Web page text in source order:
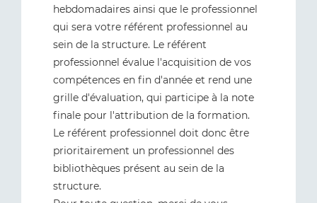
hebdomadaires ainsi que le professionnel
qui sera votre référent professionnel au
sein de la structure. Le référent
professionnel évalue l'acquisition de vos
compétences en fin d'année et rend une
grille d'évaluation, qui participe à la note
finale pour l'attribution de la formation.
Le référent professionnel doit donc être
prioritairement un professionnel des
bibliothèques présent au sein de la
structure.